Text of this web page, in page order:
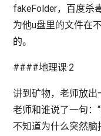
fakeFolder，百度杀
为他u盘里的文件在
的。
####地理课·2
讲到矿物，老师放
老师和谁说了一句：
不知道为什么突然脑